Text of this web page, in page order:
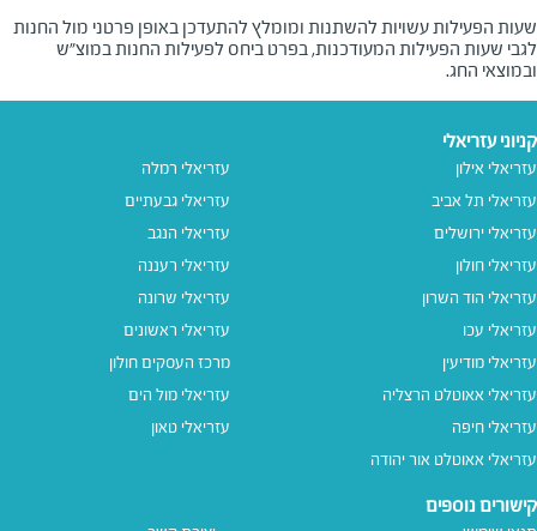
שעות הפעילות עשויות להשתנות ומומלץ להתעדכן באופן פרטני מול החנות
לגבי שעות הפעילות המעודכנות, בפרט ביחס לפעילות החנות במוצ"ש
ובמוצאי החג.
קניוני עזריאלי
עזריאלי אילון
עזריאלי תל אביב
עזריאלי ירושלים
עזריאלי חולון
עזריאלי הוד השרון
עזריאלי עכו
עזריאלי מודיעין
עזריאלי אאוטלט הרצליה
עזריאלי חיפה
עזריאלי אאוטלט אור יהודה
עזריאלי רמלה
עזריאלי גבעתיים
עזריאלי הנגב
עזריאלי רעננה
עזריאלי שרונה
עזריאלי ראשונים
מרכז העסקים חולון
עזריאלי מול הים
עזריאלי טאון
קישורים נוספים